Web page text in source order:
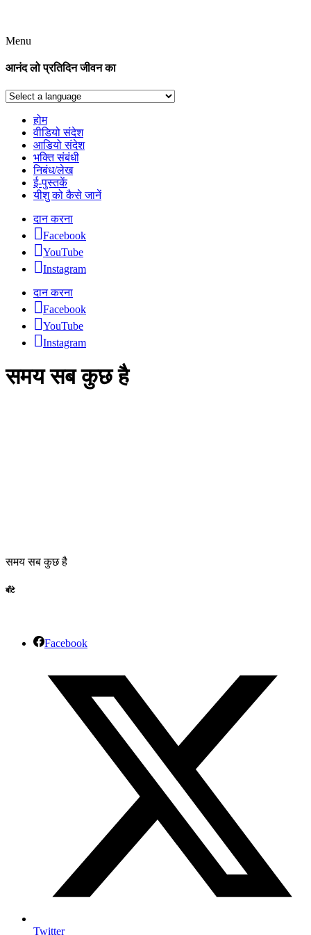
Menu
आनंद लो प्रतिदिन जीवन का
होम
वीडियो संदेश
आडियो संदेश
भक्ति संबंधी
निबंध/लेख
ई-पुस्तकें
यीशु को कैसे जानें
दान करना
Facebook
YouTube
Instagram
दान करना
Facebook
YouTube
Instagram
समय सब कुछ है
समय सब कुछ है
बाँटे
Facebook
Twitter